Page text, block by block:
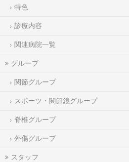
特色
診療内容
関連病院一覧
グループ
関節グループ
スポーツ・関節鏡グループ
脊椎グループ
外傷グループ
スタッフ